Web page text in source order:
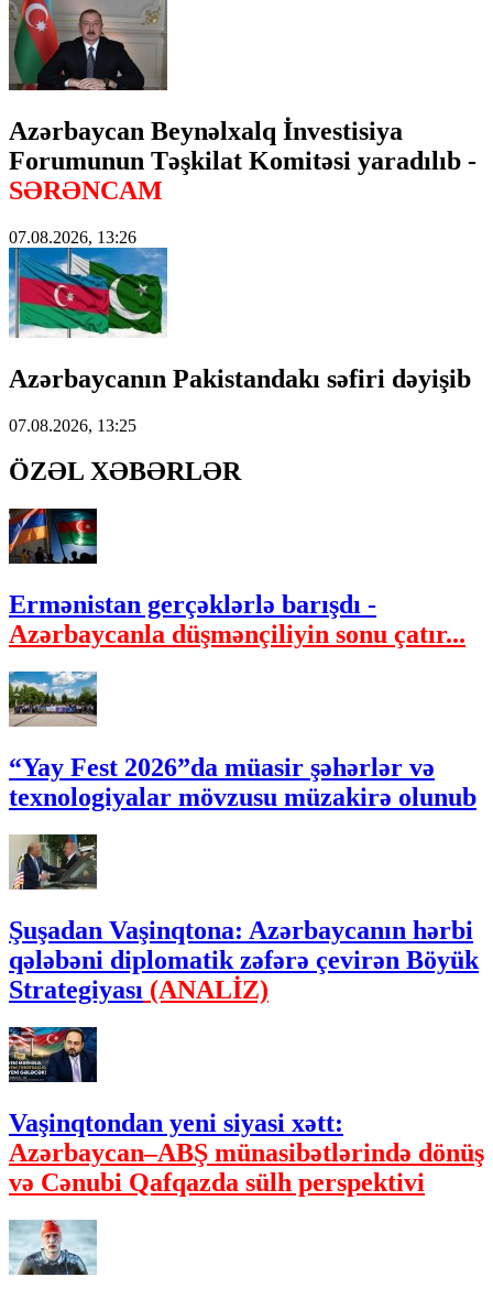
Azərbaycan Beynəlxalq İnvestisiya
Forumunun Təşkilat Komitəsi yaradılıb -
SƏRƏNCAM
07.08.2026, 13:26
Azərbaycanın Pakistandakı səfiri dəyişib
07.08.2026, 13:25
ÖZƏL XƏBƏRLƏR
Ermənistan gerçəklərlə barışdı -
Azərbaycanla düşmənçiliyin sonu çatır...
“Yay Fest 2026”da müasir şəhərlər və
texnologiyalar mövzusu müzakirə olunub
Şuşadan Vaşinqtona: Azərbaycanın hərbi
qələbəni diplomatik zəfərə çevirən Böyük
Strategiyası (ANALİZ)
Vaşinqtondan yeni siyasi xətt:
Azərbaycan–ABŞ münasibətlərində dönüş
və Cənubi Qafqazda sülh perspektivi